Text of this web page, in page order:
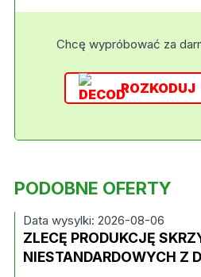
Chcę wypróbować za
ROZKODUJ
PODOBNE OFERTY
Data wysylki: 2026-08-06
ZLECĘ PRODUKCJĘ
NIESTANDARDOWYCH Z